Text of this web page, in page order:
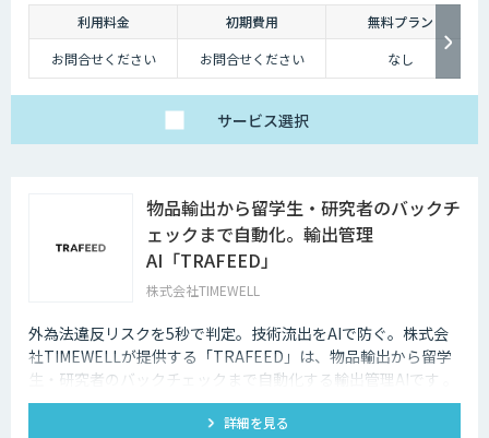
利用料金 初期費用
無料プラン
お問合せください
お問合せください なし
サービス選択
物品輸出から留学生・研究者のバックチ
ェックまで自動化。輸出管理
AI「TRAFEED」
株式会社TIMEWELL
外為法違反リスクを5秒で判定。技術流出をAIで防ぐ。株式会
社TIMEWELLが提供する「TRAFEED」は、物品輸出から留学
生・研究者のバックチェックまで自動化する輸出管理AIです 。
複雑な規制判定を5秒で完了し 、高度なネットワーク分析で目
に見えない流出リスクを最小化します 。
詳細を見る